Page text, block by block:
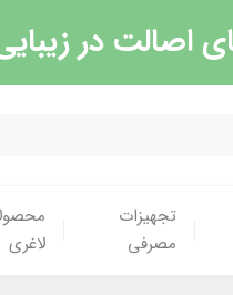
اصالت در
تجهیزات
مصرفی
لاغری